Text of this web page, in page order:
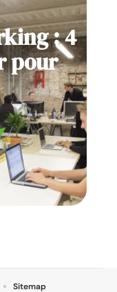
: 4
pour
Sitemap